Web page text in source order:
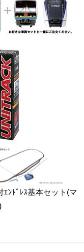
ｴﾝﾄﾞﾚｽ基本セット(マ